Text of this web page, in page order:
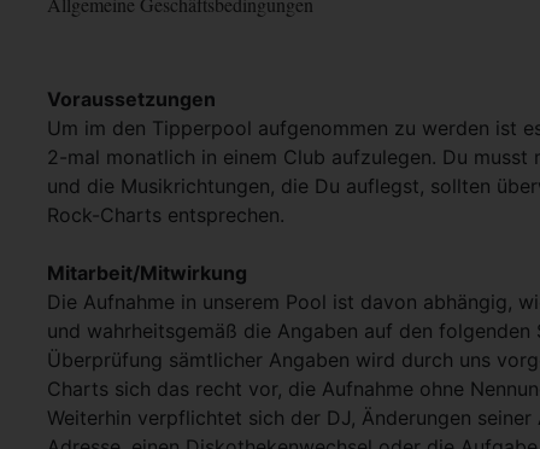
Voraussetzungen
Um im den Tipperpool aufgenommen zu werden ist
2-mal monatlich in einem Club aufzulegen. Du musst
und die Musikrichtungen, die Du auflegst, sollten
Rock-Charts entsprechen.
Mitarbeit/Mitwirkung
Die Aufnahme in unserem Pool ist davon abhängig,
und wahrheitsgemäß die Angaben auf den folgenden
Überprüfung sämtlicher Angaben wird durch uns
Charts sich das recht vor, die Aufnahme ohne
Weiterhin verpflichtet sich der DJ, Änderungen